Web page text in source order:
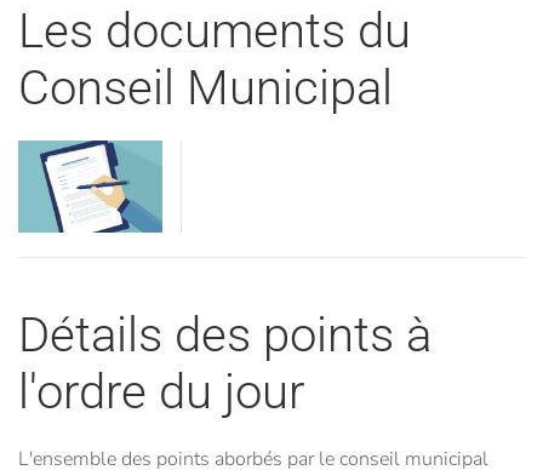
Les documents du
Conseil Municipal
Visualiser
Détails des points à
l'ordre du jour
L'ensemble des points aborbés par le conseil municipal